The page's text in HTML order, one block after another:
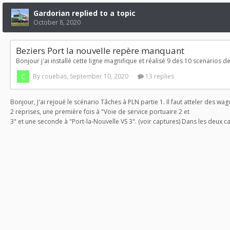
Gardorian replied to a topic
October 8, 2020
Beziers Port la nouvelle repère manquant
By couebas, September 10, 2020 13 replies
Bonjour, J'ai rejoué le scénario Tâches à PLN partie 1. Il faut atteler des
2 reprises, une première fois à "Voie de service portuaire 2 et